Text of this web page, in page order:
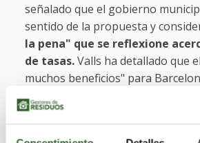
señalado que el gobierno
sentido de la propuesta y
la pena" que se reflexione
de tasas.Valls ha detallado que
muchos beneficios" para
algunos elementos que hay que
conjuntamente con el sector,
dicho que el gobierno municipal